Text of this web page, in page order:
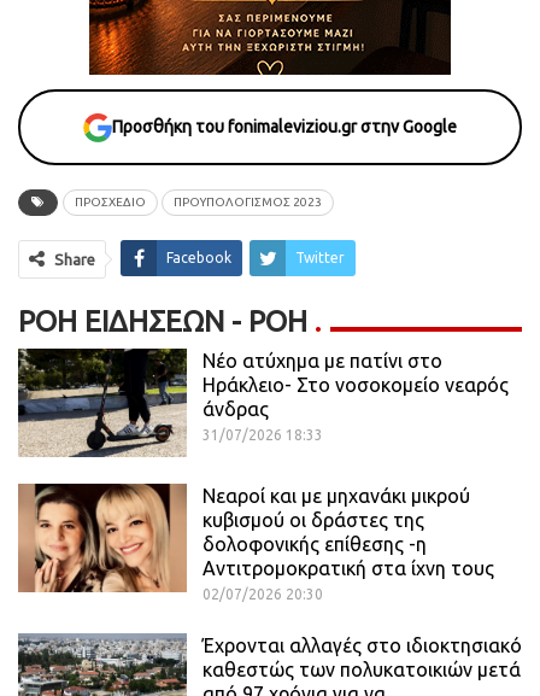
Προσθήκη του fonimaleviziou.gr στην Google
ΠΡΟΣΧΕΔΙΟ ΠΡΟΥΠΟΛΟΓΙΣΜΟΣ 2023
Share Facebook Twitter
ΡΟΉ ΕΙΔΉΣΕΩΝ - ΡΟΗ
Νέο ατύχημα με πατίνι στο
Ηράκλειο- Στο νοσοκομείο νεαρός
άνδρας
31/07/2026 18:33
Νεαροί και με μηχανάκι μικρού
κυβισμού οι δράστες της
δολοφονικής επίθεσης -η
Αντιτρομοκρατική στα ίχνη τους
02/07/2026 20:30
Έχρονται αλλαγές στο ιδιοκτησιακό
καθεστώς των πολυκατοικιών μετά